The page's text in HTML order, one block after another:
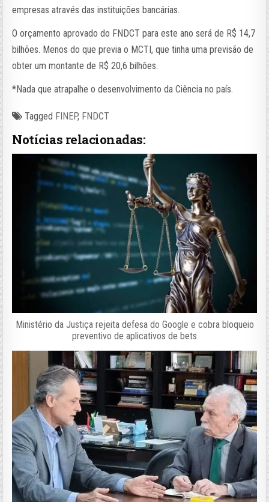
empresas através das instituições bancárias.
O orçamento aprovado do FNDCT para este ano será de R$ 14,7
bilhões. Menos do que previa o MCTI, que tinha uma previsão de
obter um montante de R$ 20,6 bilhões.
*Nada que atrapalhe o desenvolvimento da Ciência no país.
Tagged FINEP, FNDCT
Notícias relacionadas:
Ministério da Justiça rejeita defesa do Google e cobra bloqueio
preventivo de aplicativos de bets